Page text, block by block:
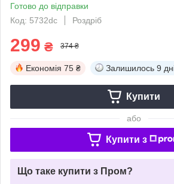
Готово до відправки
Код: 5732dc
Роздріб
299 ₴ 374 ₴
Економія 75 ₴ Залишилось 9
Купити
або
Купити з
Що таке купити з Пром?